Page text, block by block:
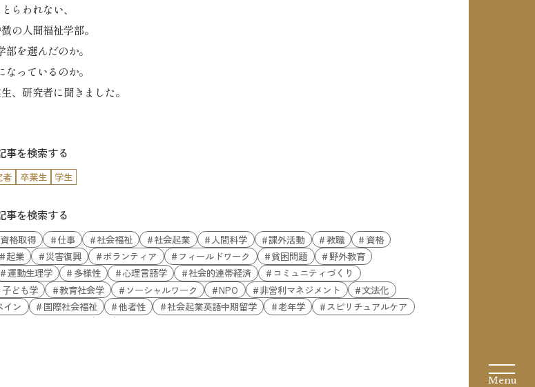
らわれない、
の人間福祉学部。
部を選んだのか。
っているのか。
、研究者に聞きました。
事を検索する
者 卒業生 学生
事を検索する
格取得 仕事 社会福祉 社会起業 人間科学 課外活動 教職
資格
起業 災害復興 ボランティア フィールドワーク 貧困問題
野外教育
運動生理学 多様性 心理言語学 社会的連帯経済
コミュニティづくり
子ども学 教育社会学 ソーシャルワーク NPO 非営利マネジメント
文法化
イン 国際社会福祉 他者性 社会起業英語中期留学 老年学
スピリチュアルケア